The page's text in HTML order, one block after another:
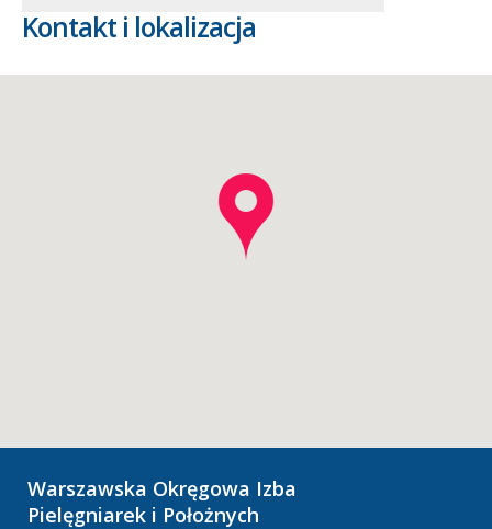
Kontakt i lokalizacja
Warszawska Okręgowa Izba
Pielęgniarek i Położnych